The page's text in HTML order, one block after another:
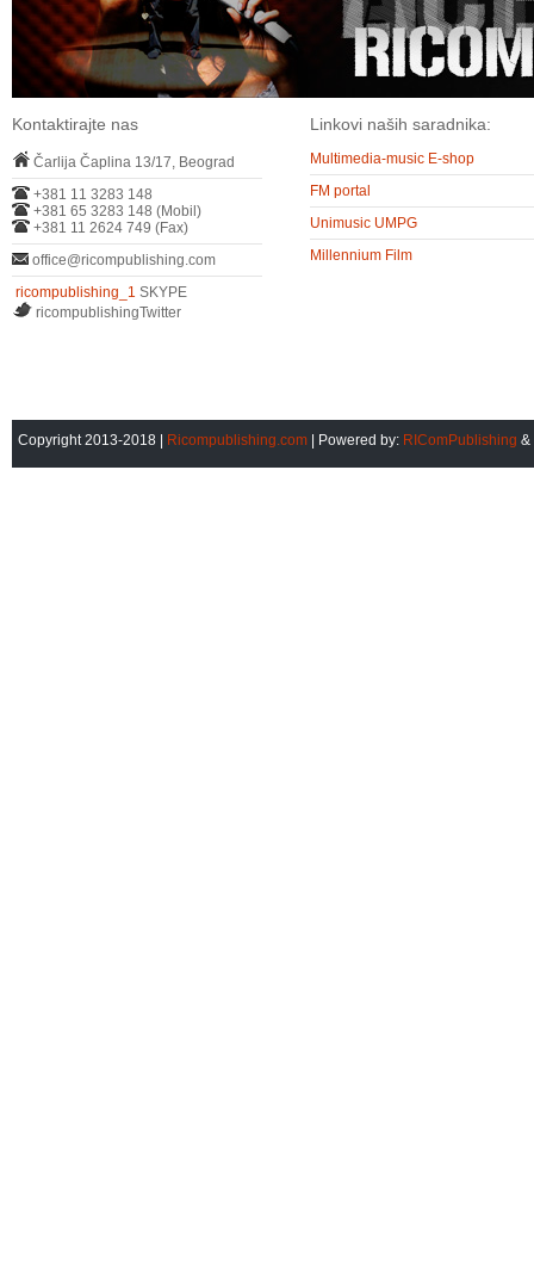
Kontaktirajte nas
Čarlija Čaplina 13/17, Beograd
+381 11 3283 148
+381 65 3283 148 (Mobil)
+381 11 2624 749 (Fax)
office@ricompublishing.com
ricompublishing_1 SKYPE
ricompublishingTwitter
Linkovi naših saradnika:
Multimedia-music E-shop
FM portal
Unimusic UMPG
Millennium Film
Copyright 2013-2018 | Ricompublishing.com | Powered by: RIComPublishing &